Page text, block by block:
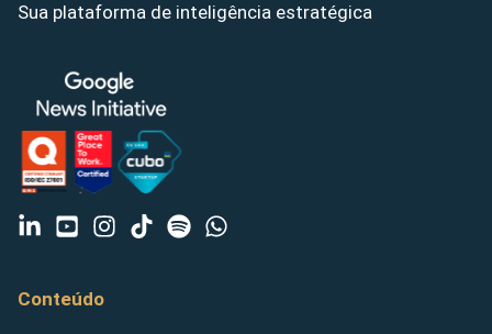
Sua plataforma de inteligência estratégica
Conteúdo